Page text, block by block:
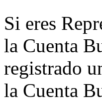
Si eres
la Cuenta
registrado
la Cuenta